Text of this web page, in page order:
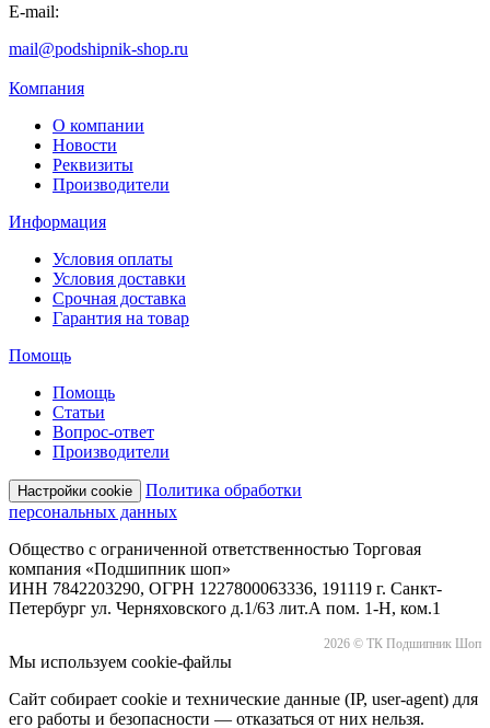
E-mail:
mail@podshipnik-shop.ru
Компания
О компании
Новости
Реквизиты
Производители
Информация
Условия оплаты
Условия доставки
Срочная доставка
Гарантия на товар
Помощь
Помощь
Статьи
Вопрос-ответ
Производители
Настройки cookie
Политика обработки
персональных данных
Общество с ограниченной ответственностью Торговая
компания «Подшипник шоп»
ИНН 7842203290, ОГРН 1227800063336, 191119 г. Санкт-
Петербург ул. Черняховского д.1/63 лит.А пом. 1-Н, ком.1
2026 © ТК Подшипник Шоп
Мы используем cookie-файлы
Сайт собирает cookie и технические данные (IP, user-agent) для
его работы и безопасности — отказаться от них нельзя.